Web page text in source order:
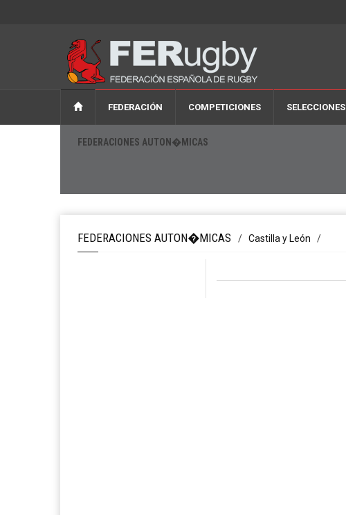
FEDERACIÓN COMPETICIONES SELECCIONES
FEDERACIONES AUTON�MICAS
FEDERACIONES AUTON�MICAS / Castilla y León /